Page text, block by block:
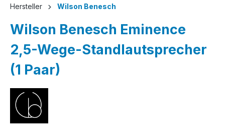
Hersteller Wilson Benesch
Wilson Benesch Eminence
2,5-Wege-Standlautsprecher
(1 Paar)